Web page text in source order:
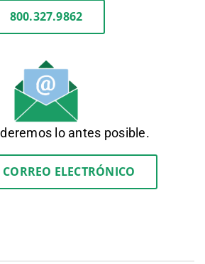
800.327.9862
lo antes posible.
ELECTRÓNICO